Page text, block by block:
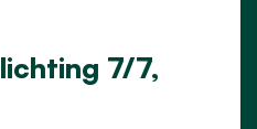
7/7,